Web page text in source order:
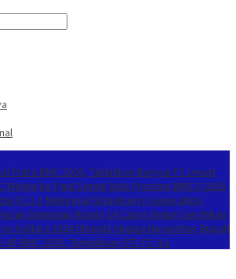
Putra BMC 2026, Taklukkan Banyan FC Lewat
Melaju ke Final Sepak Bola Prestasi BMC V 2026
FC 2-1 Mengenal Strawberry Generation,
Dianggap Rapuh 14 Cabor Belum Serahkan
Kaltara 2026 Ditunda Hingga NovemberBupati
BMC 2026, Tundukkan OTL FC 4-1